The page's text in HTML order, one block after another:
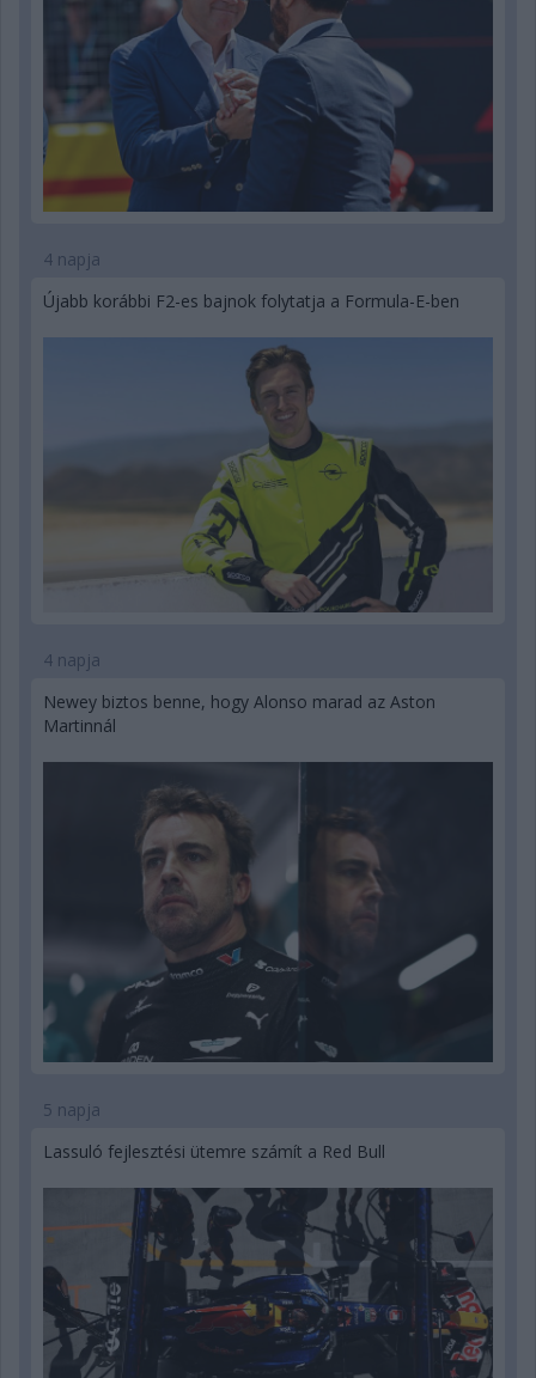
4 napja
Újabb korábbi F2-es bajnok folytatja a Formula-E-ben
4 napja
Newey biztos benne, hogy Alonso marad az Aston
Martinnál
5 napja
Lassuló fejlesztési ütemre számít a Red Bull